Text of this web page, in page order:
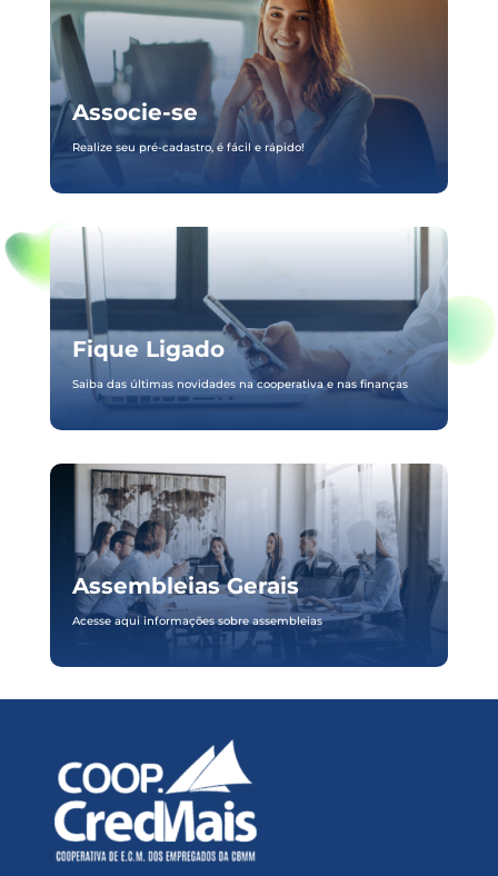
Associe-se
Realize seu pré-cadastro, é fácil e rápido!
Fique Ligado
Saiba das últimas novidades na cooperativa e nas finanças
Assembleias Gerais
Acesse aqui informações sobre assembleias